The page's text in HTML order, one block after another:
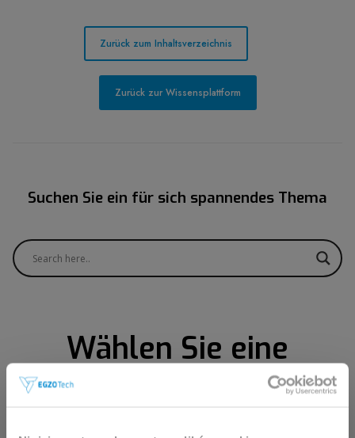
Zurück zum Inhaltsverzeichnis
Zurück zur Wissensplattform
Suchen Sie ein für sich spannendes Thema
Wählen Sie eine